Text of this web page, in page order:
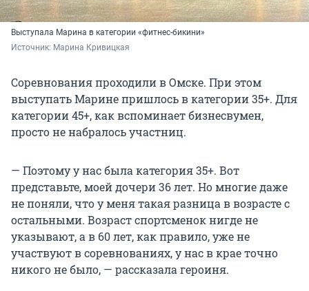
Выступала Марина в категории «фитнес-бикини»
Источник: Марина Кривицкая
Соревнования проходили в Омске. При этом
выступать Марине пришлось в категории 35+. Для
категории 45+, как вспоминает бизнесвумен,
просто не набралось участниц.
— Поэтому у нас была категория 35+. Вот
представьте, моей дочери36 лет. Но многие даже
не поняли, что у меня такая разница в возрасте с
остальными. Возраст спортсменок нигде не
указывают, а в 60 лет, как правило, уже не
участвуют в соревнованиях, у нас в крае точно
никого не было, — рассказала героиня.